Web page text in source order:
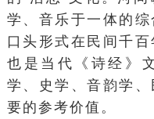
学、音乐于一体的
口头形式在民间千
也是当代《诗经》
学、史学、音韵学
要的参考价值。